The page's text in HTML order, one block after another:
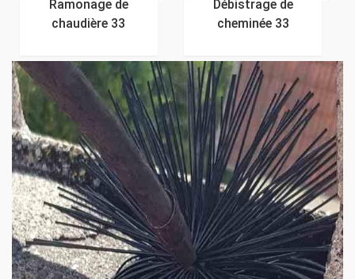
Ramonage de
chaudière 33
Débistrage de
cheminée 33